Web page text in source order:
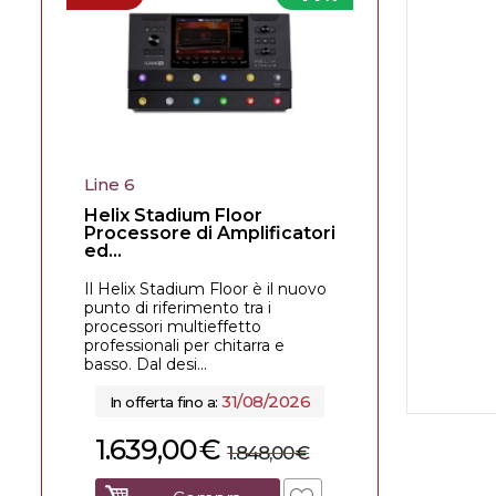
Line 6
Helix Stadium Floor
Processore di Amplificatori
ed...
Il Helix Stadium Floor è il nuovo
punto di riferimento tra i
processori multieffetto
professionali per chitarra e
basso. Dal desi...
In offerta fino a:31/08/2026
€
1.639,00 €
1.848,00